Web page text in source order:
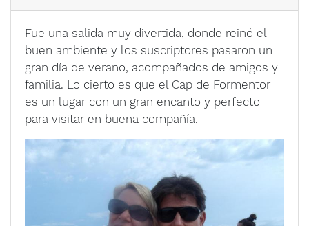
Fue una salida muy divertida, donde reinó el
buen ambiente y los suscriptores pasaron un
gran día de verano, acompañados de amigos y
familia. Lo cierto es que el Cap de Formentor
es un lugar con un gran encanto y perfecto
para visitar en buena compañía.